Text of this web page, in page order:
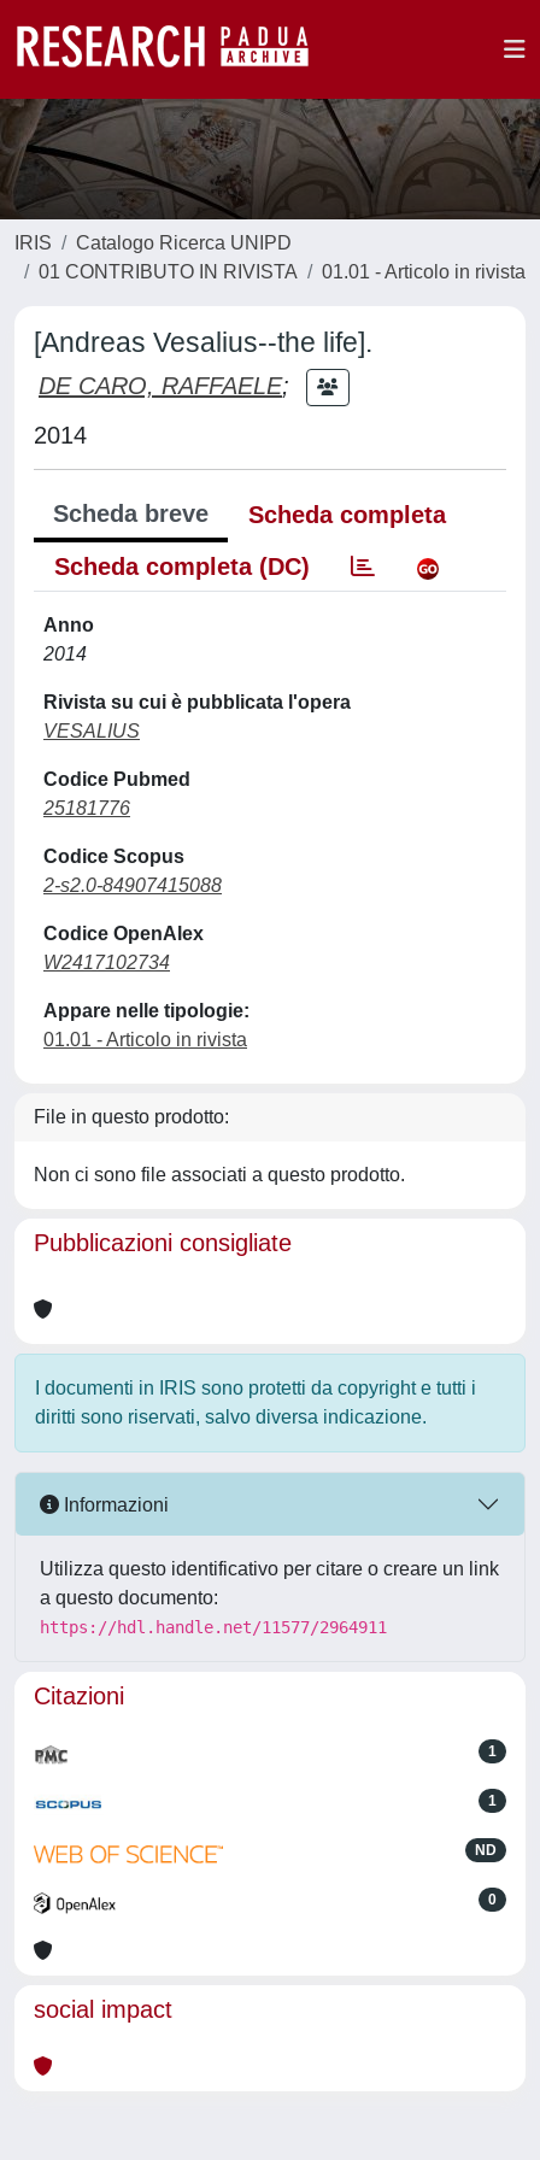
IRIS
Catalogo Ricerca UNIPD
01 CONTRIBUTO IN RIVISTA
01.01 - Articolo in rivista
[Andreas Vesalius--the life].
DE CARO, RAFFAELE;
2014
Scheda breve
Scheda completa
Scheda completa (DC)
Anno
2014
Rivista su cui è pubblicata l'opera
VESALIUS
Codice Pubmed
25181776
Codice Scopus
2-s2.0-84907415088
Codice OpenAlex
W2417102734
Appare nelle tipologie:
01.01 - Articolo in rivista
File in questo prodotto:
Non ci sono file associati a questo prodotto.
Pubblicazioni consigliate
I documenti in IRIS sono protetti da copyright e tutti i
diritti sono riservati, salvo diversa indicazione.
Informazioni
Utilizza questo identificativo per citare o creare un link
a questo documento:
https://hdl.handle.net/11577/2964911
Citazioni
1
1
ND
0
social impact